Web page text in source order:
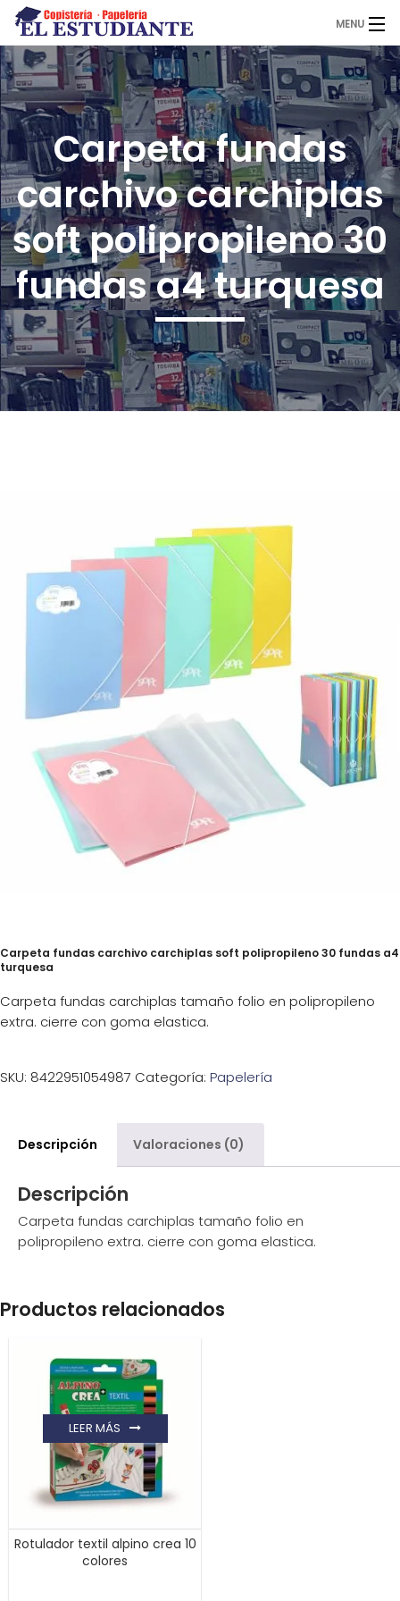
MENU
El Estudiante
Copistería
Papelería
Servicios
Novedades
0,00€
¡Imprimir!
Carpeta fundas
carchivo carchiplas
soft polipropileno 30
fundas a4 turquesa
Carpeta fundas carchivo carchiplas soft polipropileno 30 fundas a4
turquesa
Carpeta fundas carchiplas tamaño folio en polipropileno
extra. cierre con goma elastica.
SKU: 8422951054987 Categoría: Papelería
Descripción Valoraciones (0)
Descripción
Carpeta fundas carchiplas tamaño folio en
polipropileno extra. cierre con goma elastica.
Productos relacionados
Rotulador textil alpino crea 10
colores
LEER MÁS